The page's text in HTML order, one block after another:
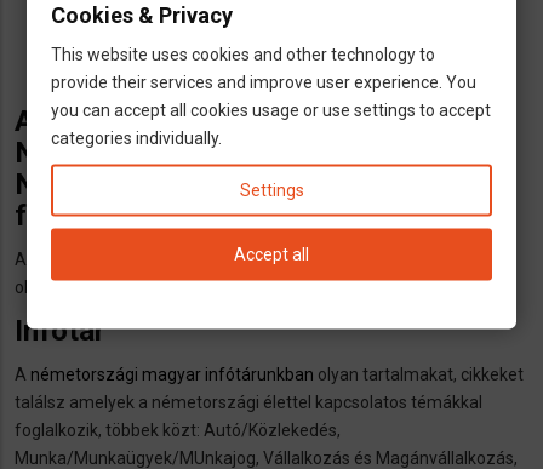
Oldalszámozás
oldal
Oldal
oldal
oldal
A nemetorszagi-magyarok.de oldal, a
Németországban élő vagy
Németországba készülő magyarok
független portálja.
Az alábbiakban felvázoljuk mit találsz oldalunkon és miként
olvashatod még a tartalmakat amelyek oldalunkon is elérhetőek.
Infótár
A németországi magyar infótárunkban olyan tartalmakat, cikkeket
találsz amelyek a németországi élettel kapcsolatos témákkal
foglalkozik, többek közt: Autó/Közlekedés,
Munka/Munkaügyek/MUnkajog, Vállalkozás és Magánvállalkozás,
Cookies & Privacy
This website uses cookies and other technology to
provide their services and improve user experience. You
you can accept all cookies usage or use settings to accept
categories individually.
Settings
Accept all